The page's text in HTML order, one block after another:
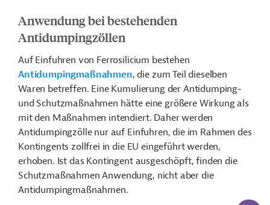
Anwendung bei bestehenden
Antidumpingzöllen
Auf Einfuhren von Ferrosilicium bestehen
Antidumpingmaßnahmen, die zum Teil dieselben
Waren betreffen. Eine Kumulierung der Antidumping-
und Schutzmaßnahmen hätte eine größere Wirkung als
mit den Maßnahmen intendiert. Daher werden
Antidumpingzölle nur auf Einfuhren, die im Rahmen des
Kontingents zollfrei in die EU eingeführt werden,
erhoben. Ist das Kontingent ausgeschöpft, finden die
Schutzmaßnahmen Anwendung, nicht aber die
Antidumpingmaßnahmen.
KI-